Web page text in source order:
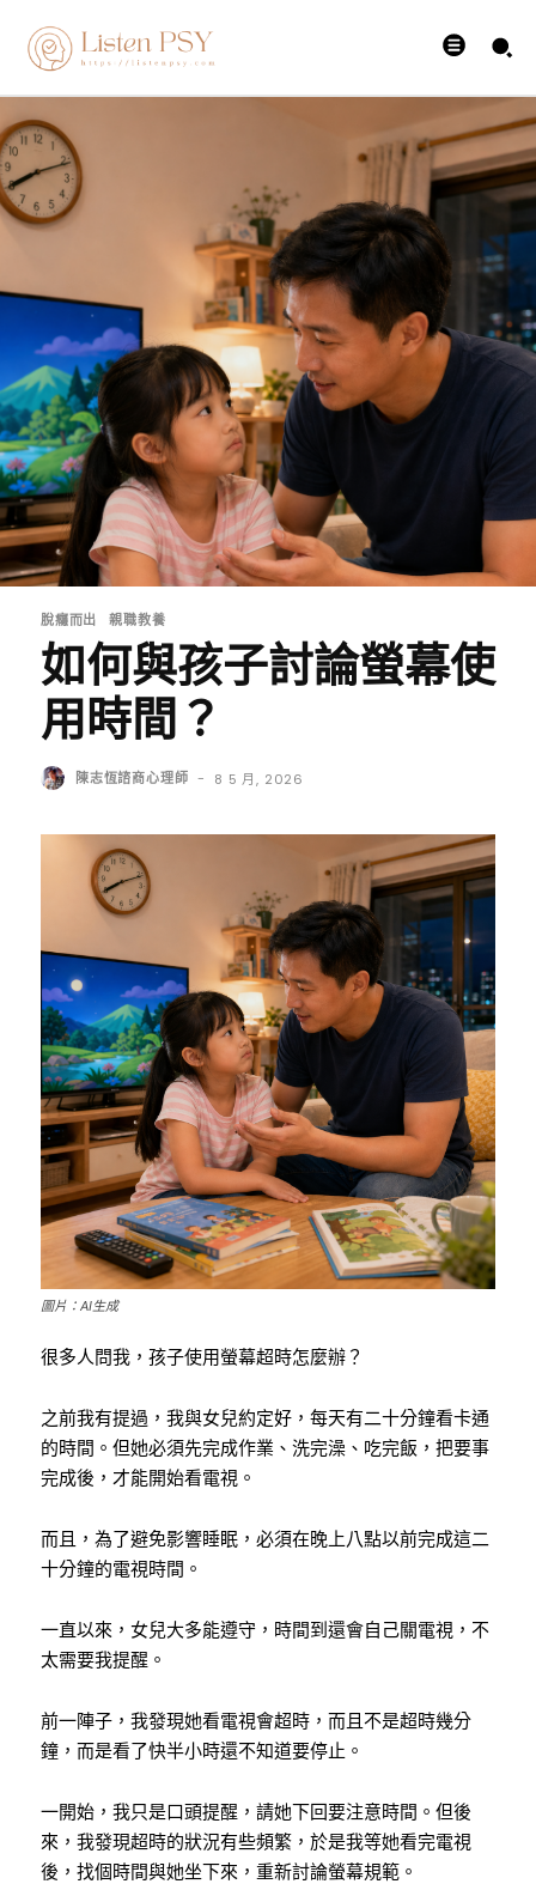
脫癮而出 親職教養
如何與孩子討論螢幕使
用時間？
陳志恆諮商心理師 - 8 5 月, 2026
圖片：AI生成
很多人問我，孩子使用螢幕超時怎麼辦？
之前我有提過，我與女兒約定好，每天有二十分鐘看卡通
的時間。但她必須先完成作業、洗完澡、吃完飯，把要事
完成後，才能開始看電視。
而且，為了避免影響睡眠，必須在晚上八點以前完成這二
十分鐘的電視時間。
一直以來，女兒大多能遵守，時間到還會自己關電視，不
太需要我提醒。
前一陣子，我發現她看電視會超時，而且不是超時幾分
鐘，而是看了快半小時還不知道要停止。
一開始，我只是口頭提醒，請她下回要注意時間。但後
來，我發現超時的狀況有些頻繁，於是我等她看完電視
後，找個時間與她坐下來，重新討論螢幕規範。